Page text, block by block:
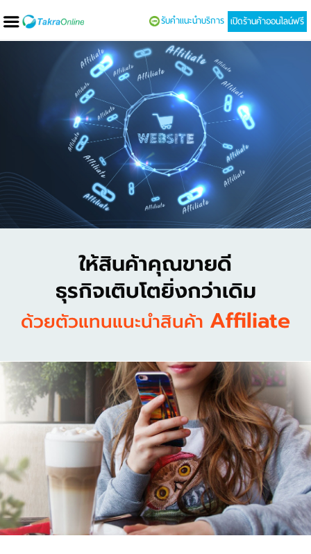
เปิดร้านค้าออนไลน์ฟรี
รับคำแนะนำบริการ
ให้สินค้าคุณขายดี
ธุรกิจเติบโตยิ่งกว่าเดิม
ด้วยตัวแทนแนะนำสินค้า Affiliate